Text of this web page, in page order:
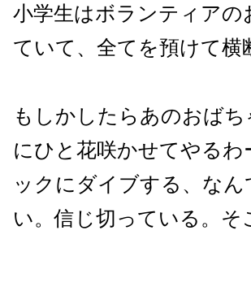
小学生はボランティア
ていて、全てを預けて横
もしかしたらあのおば
にひと花咲かせてやる
ックにダイブする、な
い。信じ切っている。